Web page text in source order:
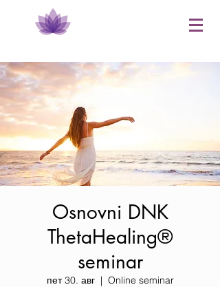
Osnovni DNK
ThetaHealing®
seminar
пет 30. авг
  |
Online seminar